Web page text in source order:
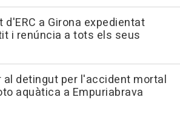
d'ERC a Girona expedientat
i renúncia a tots els seus
al detingut per l'accident mortal
aquàtica a Empuriabrava